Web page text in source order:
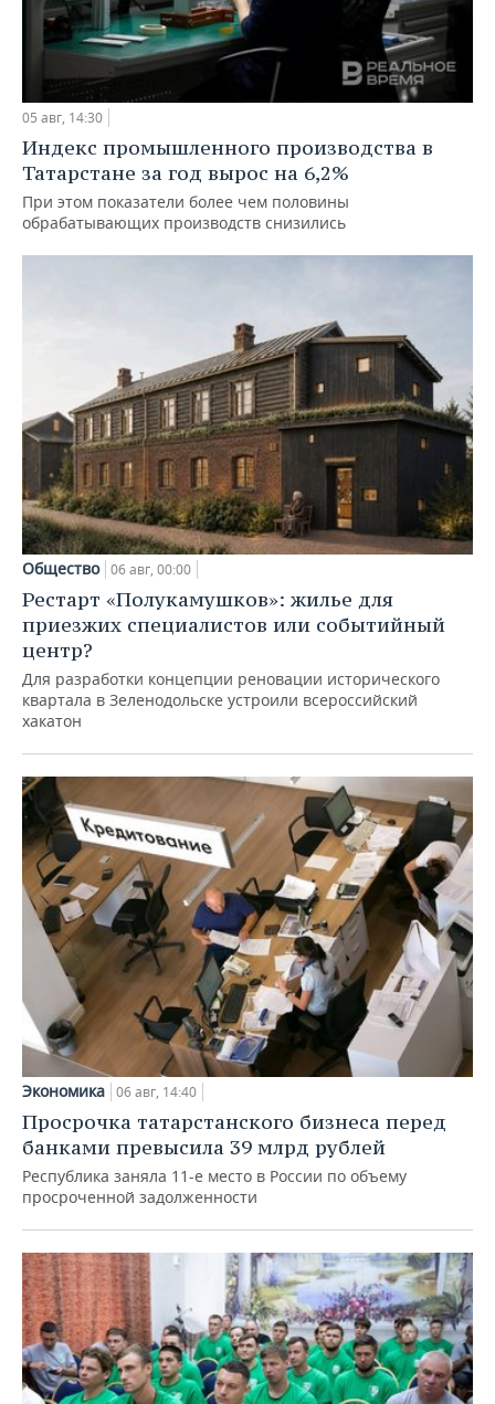
05 авг, 14:30
Индекс промышленного производства в
Татарстане за год вырос на 6,2%
При этом показатели более чем половины
обрабатывающих производств снизились
Общество 06 авг, 00:00
Рестарт «Полукамушков»: жилье для
приезжих специалистов или событийный
центр?
Для разработки концепции реновации исторического
квартала в Зеленодольске устроили всероссийский
хакатон
Экономика 06 авг, 14:40
Просрочка татарстанского бизнеса перед
банками превысила 39 млрд рублей
Республика заняла 11-е место в России по объему
просроченной задолженности